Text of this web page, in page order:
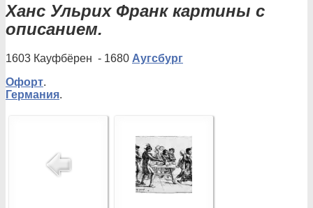
Ханс Ульрих Франк картины с
описанием.
1603 Кауфбёрен - 1680 Аугсбург
Офорт.
Германия.